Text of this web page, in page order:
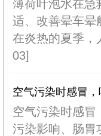
薄荷叶泡水在急
适、改善晕车晕
在炎热的夏季，
03]
空气污染时感冒
空气污染时感
污染影响、肠胃